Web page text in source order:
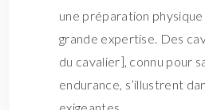
une préparation
grande expertise. Des
du cavalier], connu pour
endurance, s’illustrent